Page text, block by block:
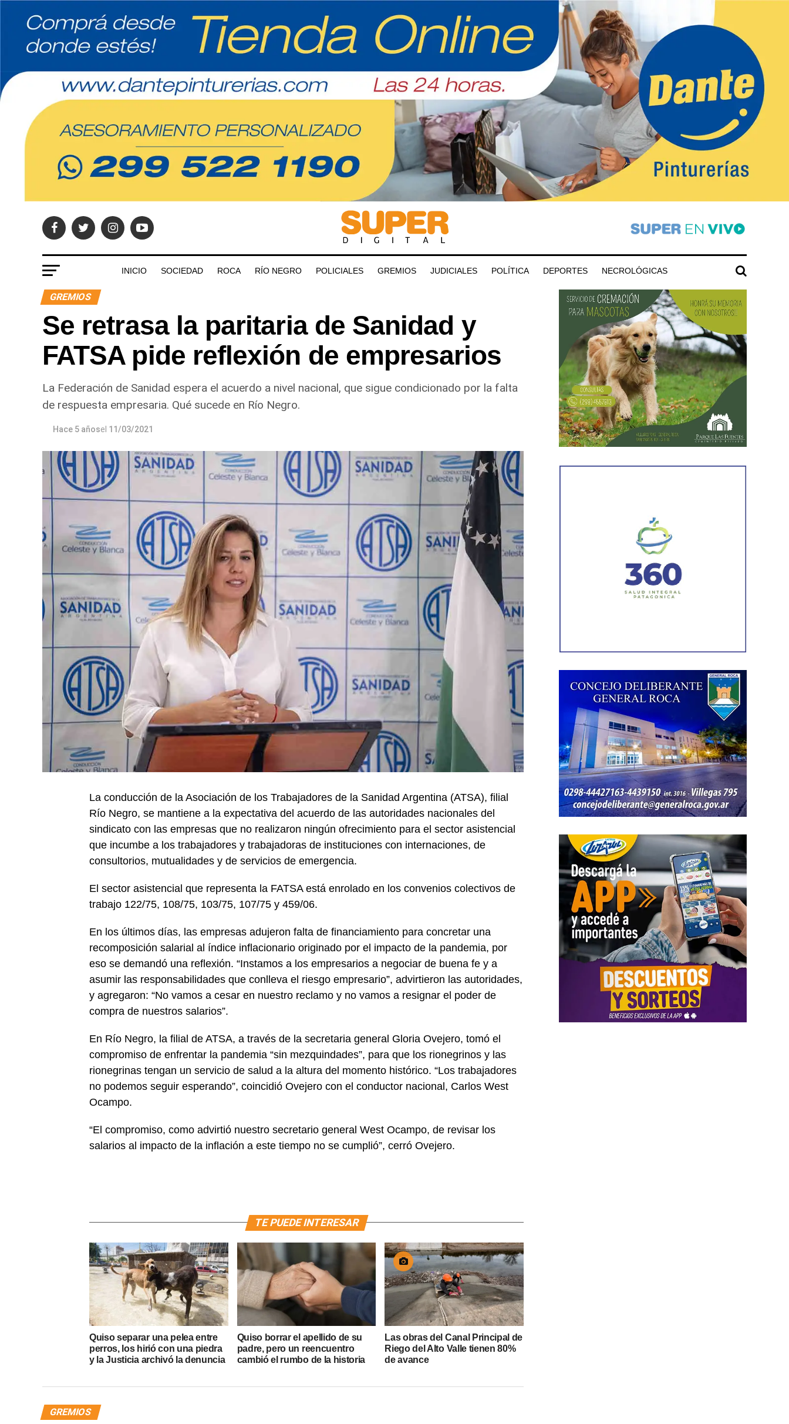
INICIO SOCIEDAD ROCA RÍO NEGRO POLICIALES GREMIOS JUDICIALES POLÍTICA DEPORTES NECROLÓGICAS
GREMIOS
Se retrasa la paritaria de Sanidad y
FATSA pide reflexión de empresarios
La Federación de Sanidad espera el acuerdo a nivel nacional, que sigue condicionado por la falta
de respuesta empresaria. Qué sucede en Río Negro.
Hace 5 añosel 11/03/2021
La conducción de la Asociación de los Trabajadores de la Sanidad Argentina (ATSA), filial
Río Negro, se mantiene a la expectativa del acuerdo de las autoridades nacionales del
sindicato con las empresas que no realizaron ningún ofrecimiento para el sector asistencial
que incumbe a los trabajadores y trabajadoras de instituciones con internaciones, de
consultorios, mutualidades y de servicios de emergencia.
El sector asistencial que representa la FATSA está enrolado en los convenios colectivos de
trabajo 122/75, 108/75, 103/75, 107/75 y 459/06.
En los últimos días, las empresas adujeron falta de financiamiento para concretar una
recomposición salarial al índice inflacionario originado por el impacto de la pandemia, por
eso se demandó una reflexión. “Instamos a los empresarios a negociar de buena fe y a
asumir las responsabilidades que conlleva el riesgo empresario”, advirtieron las autoridades,
y agregaron: “No vamos a cesar en nuestro reclamo y no vamos a resignar el poder de
compra de nuestros salarios”.
En Río Negro, la filial de ATSA, a través de la secretaria general Gloria Ovejero, tomó el
compromiso de enfrentar la pandemia “sin mezquindades”, para que los rionegrinos y las
rionegrinas tengan un servicio de salud a la altura del momento histórico. “Los trabajadores
no podemos seguir esperando”, coincidió Ovejero con el conductor nacional, Carlos West
Ocampo.
“El compromiso, como advirtió nuestro secretario general West Ocampo, de revisar los
salarios al impacto de la inflación a este tiempo no se cumplió”, cerró Ovejero.
TE PUEDE INTERESAR
Quiso separar una pelea entre
perros, los hirió con una piedra
y la Justicia archivó la denuncia
Quiso borrar el apellido de su
padre, pero un reencuentro
cambió el rumbo de la historia
Las obras del Canal Principal de
Riego del Alto Valle tienen 80%
de avance
GREMIOS